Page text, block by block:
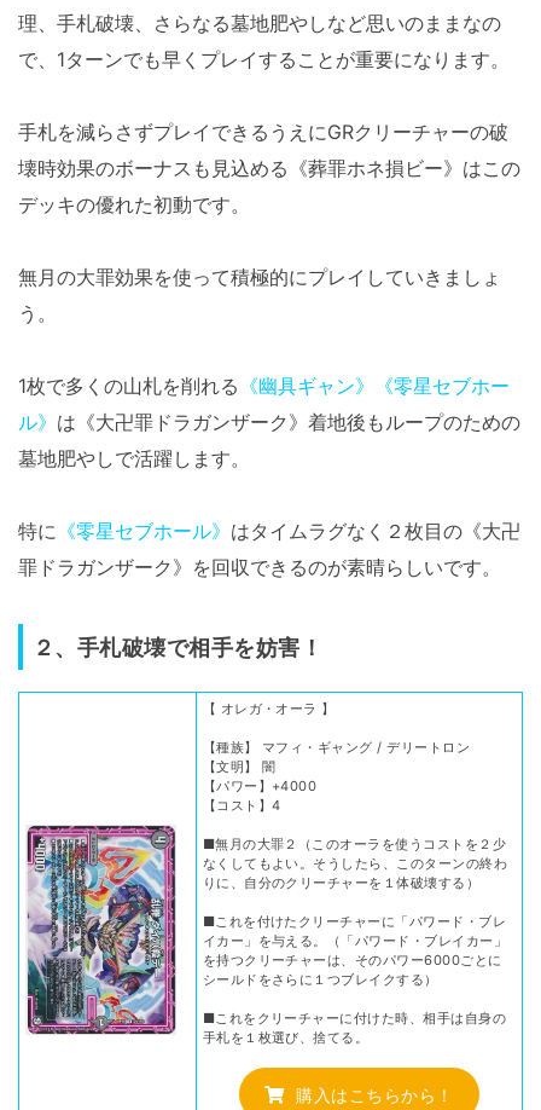
理、手札破壊、さらなる墓地肥やしなど思いのままなの
で、1ターンでも早くプレイすることが重要になります。
手札を減らさずプレイできるうえにGRクリーチャーの破
壊時効果のボーナスも見込める《葬罪ホネ損ビー》はこの
デッキの優れた初動です。
無月の大罪効果を使って積極的にプレイしていきましょ
う。
1枚で多くの山札を削れる 《幽具ギャン》
《零星セブホー
ル》 は《大卍罪ドラガンザーク》着地後もループのための
墓地肥やしで活躍します。
特に 《零星セブホール》 はタイムラグなく２枚目の《大卍
罪ドラガンザーク》を回収できるのが素晴らしいです。
２、手札破壊で相手を妨害！
【 オレガ・オーラ 】
【種族】 マフィ・ギャング / デリートロン
【文明】 闇
【パワー】+4000
【コスト】4
■無月の大罪２（このオーラを使うコストを２少
なくしてもよい。そうしたら、このターンの終わ
りに、自分のクリーチャーを１体破壊する）
■これを付けたクリーチャーに「パワード・ブレ
イカー」を与える。（「パワード・ブレイカー」
を持つクリーチャーは、そのパワー6000ごとに
シールドをさらに１つブレイクする）
■これをクリーチャーに付けた時、相手は自身の
手札を１枚選び、捨てる。
購入はこちらから！